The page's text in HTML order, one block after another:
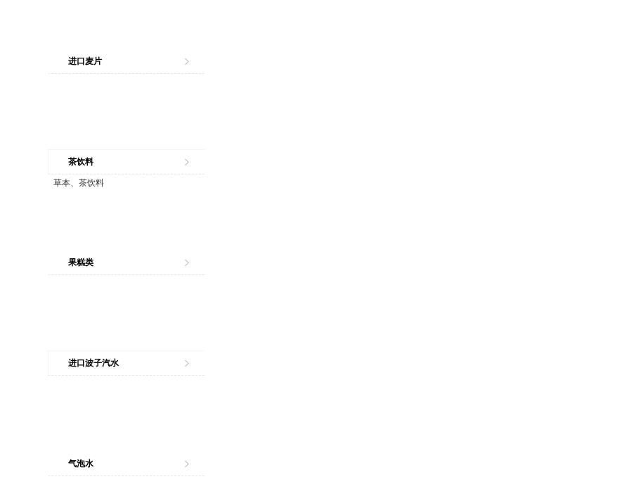
进口麦片
茶饮料
草本、茶饮料
果糕类
进口波子汽水
气泡水